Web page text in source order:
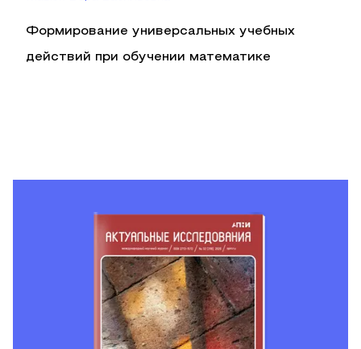
Формирование универсальных учебных
действий при обучении математике